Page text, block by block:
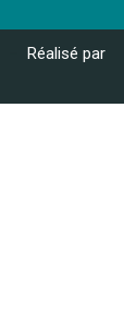
Réalisé par